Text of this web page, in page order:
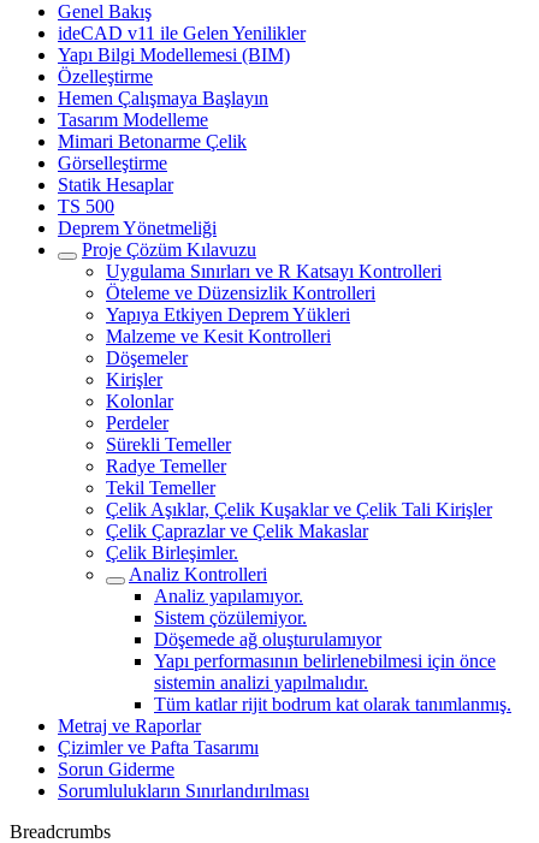
Genel Bakış
ideCAD v11 ile Gelen Yenilikler
Yapı Bilgi Modellemesi (BIM)
Özelleştirme
Hemen Çalışmaya Başlayın
Tasarım Modelleme
Mimari Betonarme Çelik
Görselleştirme
Statik Hesaplar
TS 500
Deprem Yönetmeliği
Proje Çözüm Kılavuzu
Uygulama Sınırları ve R Katsayı Kontrolleri
Öteleme ve Düzensizlik Kontrolleri
Yapıya Etkiyen Deprem Yükleri
Malzeme ve Kesit Kontrolleri
Döşemeler
Kirişler
Kolonlar
Perdeler
Sürekli Temeller
Radye Temeller
Tekil Temeller
Çelik Aşıklar, Çelik Kuşaklar ve Çelik Tali Kirişler
Çelik Çaprazlar ve Çelik Makaslar
Çelik Birleşimler.
Analiz Kontrolleri
Analiz yapılamıyor.
Sistem çözülemiyor.
Döşemede ağ oluşturulamıyor
Yapı performasının belirlenebilmesi için önce
sistemin analizi yapılmalıdır.
Tüm katlar rijit bodrum kat olarak tanımlanmış.
Metraj ve Raporlar
Çizimler ve Pafta Tasarımı
Sorun Giderme
Sorumlulukların Sınırlandırılması
Breadcrumbs